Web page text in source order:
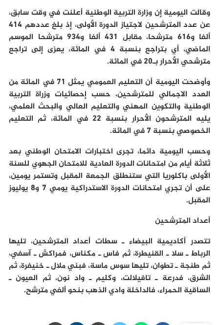
وقالت اليومية إن وزارة التربية الوطنية أعلنت في وقت سابق،
عن عدد المترشحين لاجتياز الدورة الأولى، إذ بلغ عددهم 414
ألفا و616 مترشحا، مقابل 431 ألفا و934 مترشحا الموسم
الماضي، أي بتراجع بنسبة 4 في المائة، يعزى إلى تراجع
مترشحي الأحرار بـ20 في المائة.
وأوضحت اليومية أن التعليم العمومي يمثل 71 في المائة من
العدد الاجمالي للمترشحين، حسب إحصائيات وزراة التربية
الوطنية والتكوين المهني والتعليم العالي والبحث العلمي،
يليه المترشحون الأحرار بنسبة 22 في المائة، ثم التعليم
الخصوصي بنسبة 7 في المائة.
وحسب اليومية دائما، تجرى اختبارات الامتحان الوطني بعد
ثلاثة أيام من امتحانات الدورة العادية للامتحان الجهوي للسنة
الأولى باكلوريا التي ستنطلق الجمعة المقبل وتستمر يومين،
على أن تجري امتحانات الدورة الاستدراكية يومي 7 و8 يوليوز
المقبل.
أعداد المترشحين
تتصدر أكاديمية البيضاء ـ سطات أعداد المترشحين، تليها
الرباط ـ سلا ـ القنيطرة، ثم فاس ـ مكناس، فمراكش ـ آسفي،
ثم طنجة ـ تطوان، تليها سوس ماسة، فبني ملال ـ خنيفرة، ثم
الشرق، فدرعة ـ تافيلالت، وكليم ـ واد نون، ثم العيون ـ
الساقية الحمراء، فالداخلة وادي الذهب بنحو ألفي مترشح.